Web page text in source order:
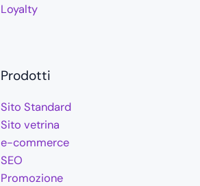
Loyalty
Prodotti
Sito Standard
Sito vetrina
e-commerce
SEO
Promozione